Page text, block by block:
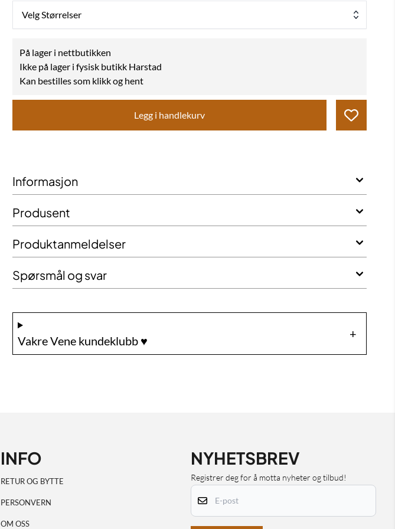
Velg Størrelser
På lager i nettbutikken
Ikke på lager i fysisk butikk Harstad
Kan bestilles som klikk og hent
Legg i handlekurv
Informasjon
Produsent
Produktanmeldelser
Spørsmål og svar
Vakre Vene kundeklubb ♥️
INFO
RETUR OG BYTTE
PERSONVERN
OM OSS
NYHETSBREV
Registrer deg for å motta nyheter og tilbud!
E-post